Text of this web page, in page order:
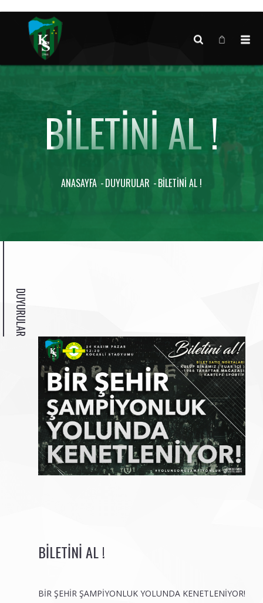
BILETINI AL !
ANASAYFA DUYURULAR BILETINI AL !
DUYURULAR
BILETINI AL !
BİR ŞEHİR ŞAMPİYONLUK YOLUNDA KENETLENİYOR!